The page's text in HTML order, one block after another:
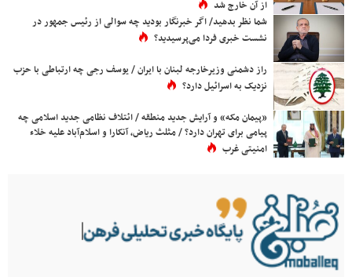
از آن خارج شد
شما نظر بدهید/ اگر خبرنگار بودید چه سوالی از رئیس جمهور در
نشست خبری فردا می‌پرسیدید؟
راز دشمنی وزیرخارجه لبنان با ایران / یوسف رجی چه ارتباطی با حزب
نزدیک به اسرائیل دارد؟
«پیمان مکه» و آرایش جدید منطقه / ائتلاف نظامی جدید اسلامی چه
پیامی برای تهران دارد؟ / مثلث ریاض، آنکارا و اسلام‌آباد علیه خلاء
امنیتی غرب